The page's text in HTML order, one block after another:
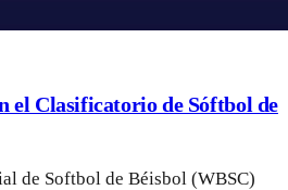
el Clasificatorio de Sóftbol de
de Softbol de Béisbol (WBSC)